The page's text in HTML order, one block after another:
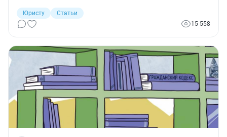
договоренностей либо к третьим лицам, которые вправе
призываться к наследованию по ст. 1116 ГК.
Юристу
Статьи
15 558